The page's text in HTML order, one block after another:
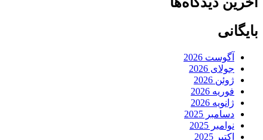
بایگانی
آگوست 2026
جولای 2026
ژوئن 2026
فوریه 2026
ژانویه 2026
دسامبر 2025
نوامبر 2025
اکتبر 2025